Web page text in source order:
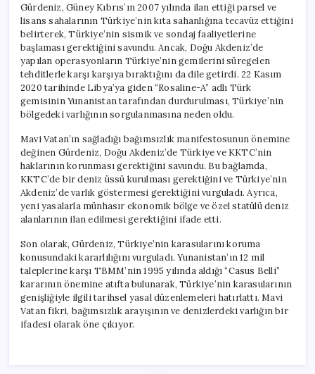
Gürdeniz, Güney Kıbrıs’ın 2007 yılında ilan ettiği parsel ve
lisans sahalarının Türkiye’nin kıta sahanlığına tecavüz ettiğini
belirterek, Türkiye’nin sismik ve sondaj faaliyetlerine
başlaması gerektiğini savundu. Ancak, Doğu Akdeniz’de
yapılan operasyonların Türkiye’nin gemilerini süregelen
tehditlerle karşı karşıya bıraktığını da dile getirdi. 22 Kasım
2020 tarihinde Libya’ya giden “Rosaline-A” adlı Türk
gemisinin Yunanistan tarafından durdurulması, Türkiye’nin
bölgedeki varlığının sorgulanmasına neden oldu.
Mavi Vatan’ın sağladığı bağımsızlık manifestosunun önemine
değinen Gürdeniz, Doğu Akdeniz’de Türkiye ve KKTC’nin
haklarının korunması gerektiğini savundu. Bu bağlamda,
KKTC’de bir deniz üssü kurulması gerektiğini ve Türkiye’nin
Akdeniz’de varlık göstermesi gerektiğini vurguladı. Ayrıca,
yeni yasalarla münhasır ekonomik bölge ve özel statülü deniz
alanlarının ilan edilmesi gerektiğini ifade etti.
Son olarak, Gürdeniz, Türkiye’nin karasularını koruma
konusundaki kararlılığını vurguladı. Yunanistan’ın 12 mil
taleplerine karşı TBMM’nin 1995 yılında aldığı “Casus Belli”
kararının önemine atıfta bulunarak, Türkiye’nin karasularının
genişliğiyle ilgili tarihsel yasal düzenlemeleri hatırlattı. Mavi
Vatan fikri, bağımsızlık arayışının ve denizlerdeki varlığın bir
ifadesi olarak öne çıkıyor.